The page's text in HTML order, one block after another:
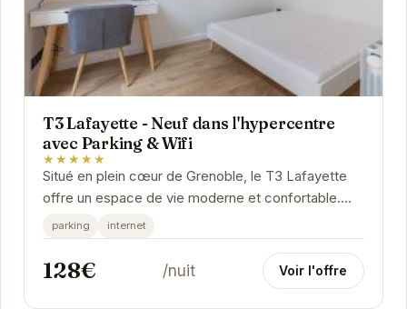
T3 Lafayette - Neuf dans l'hypercentre
avec Parking & Wifi
★★★★★
Situé en plein cœur de Grenoble, le T3 Lafayette
offre un espace de vie moderne et confortable.
Idéal pour les voyageurs d'affaires ou les...
parking internet
128€ /nuit Voir l'offre